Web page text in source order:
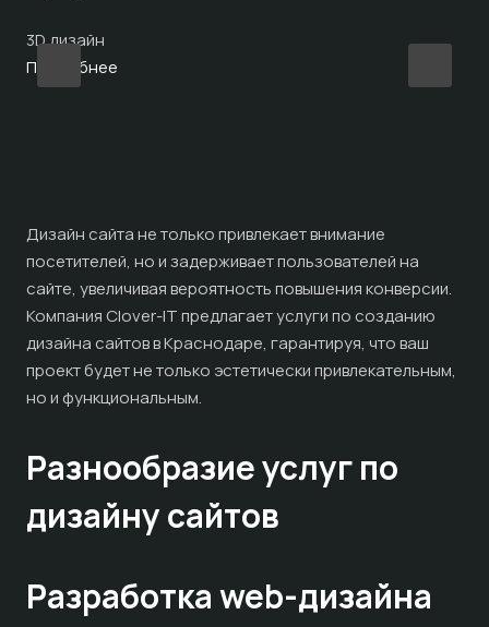
3D дизайн
Подробнее
Дизайн сайта не только привлекает внимание
посетителей, но и задерживает пользователей на
сайте, увеличивая вероятность повышения конверсии.
Компания Clover-IT предлагает услуги по созданию
дизайна сайтов в Краснодаре, гарантируя, что ваш
проект будет не только эстетически привлекательным,
но и функциональным.
Разнообразие услуг по
дизайну сайтов
Разработка web-дизайна